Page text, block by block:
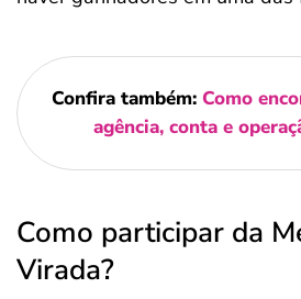
Confira também: Como
agência, conta e
Como participar da
Virada?